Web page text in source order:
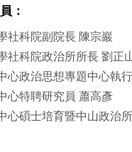
：
社科院副院長 陳宗巖
社科院政治所所長 劉正
心政治思想專題中心執
心特聘研究員 蕭高彥
心碩士培育暨中山政治